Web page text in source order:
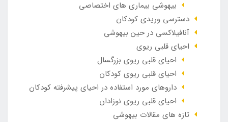
بیهوشی بیماری های اختصاصی
دسترسی وریدی کودکان
آنافيلاکسی در حين بيهوشی
احیای قلبی ریوی
احیای قلبی ریوی بزرگسال
احیای قلبی ریوی کودکان
داروهای مورد استفاده در احیای پیشرفته کودکان
احیای قلبی ریوی نوزادان
تازه های مقالات بیهوشی